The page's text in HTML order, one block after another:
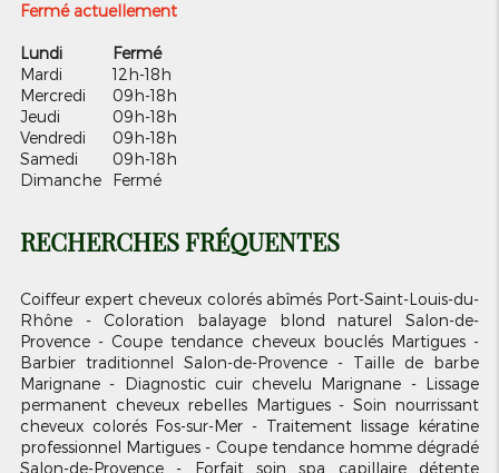
Fermé actuellement
Lundi
Fermé
Mardi
12h-18h
Mercredi
09h-18h
Jeudi
09h-18h
Vendredi
09h-18h
Samedi
09h-18h
Dimanche
Fermé
RECHERCHES FRÉQUENTES
Coiffeur expert cheveux colorés abîmés Port-Saint-Louis-du-
Rhône
Coloration balayage blond naturel Salon-de-
Provence
Coupe tendance cheveux bouclés Martigues
Barbier traditionnel Salon-de-Provence
Taille de barbe
Marignane
Diagnostic cuir chevelu Marignane
Lissage
permanent cheveux rebelles Martigues
Soin nourrissant
cheveux colorés Fos-sur-Mer
Traitement lissage kératine
professionnel Martigues
Coupe tendance homme dégradé
Salon-de-Provence
Forfait soin spa capillaire détente